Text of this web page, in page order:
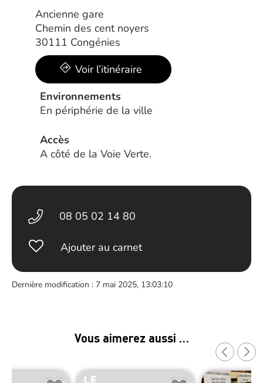
Ancienne gare
Chemin des cent noyers
30111 Congénies
Voir l’itinéraire
Environnements
En périphérie de la ville
Accès
A côté de la Voie Verte.
08 05 02 14 80
Ajouter au carnet
Dernière modification : 7 mai 2025, 13:03:10
Vous aimerez aussi …